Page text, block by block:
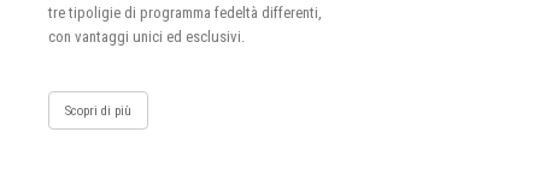
tre tipoligie di programma fedeltà differenti,
con vantaggi unici ed esclusivi.
Scopri di più